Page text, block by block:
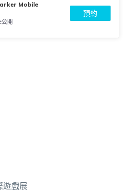
Mobile
公開
預約
遊戲展